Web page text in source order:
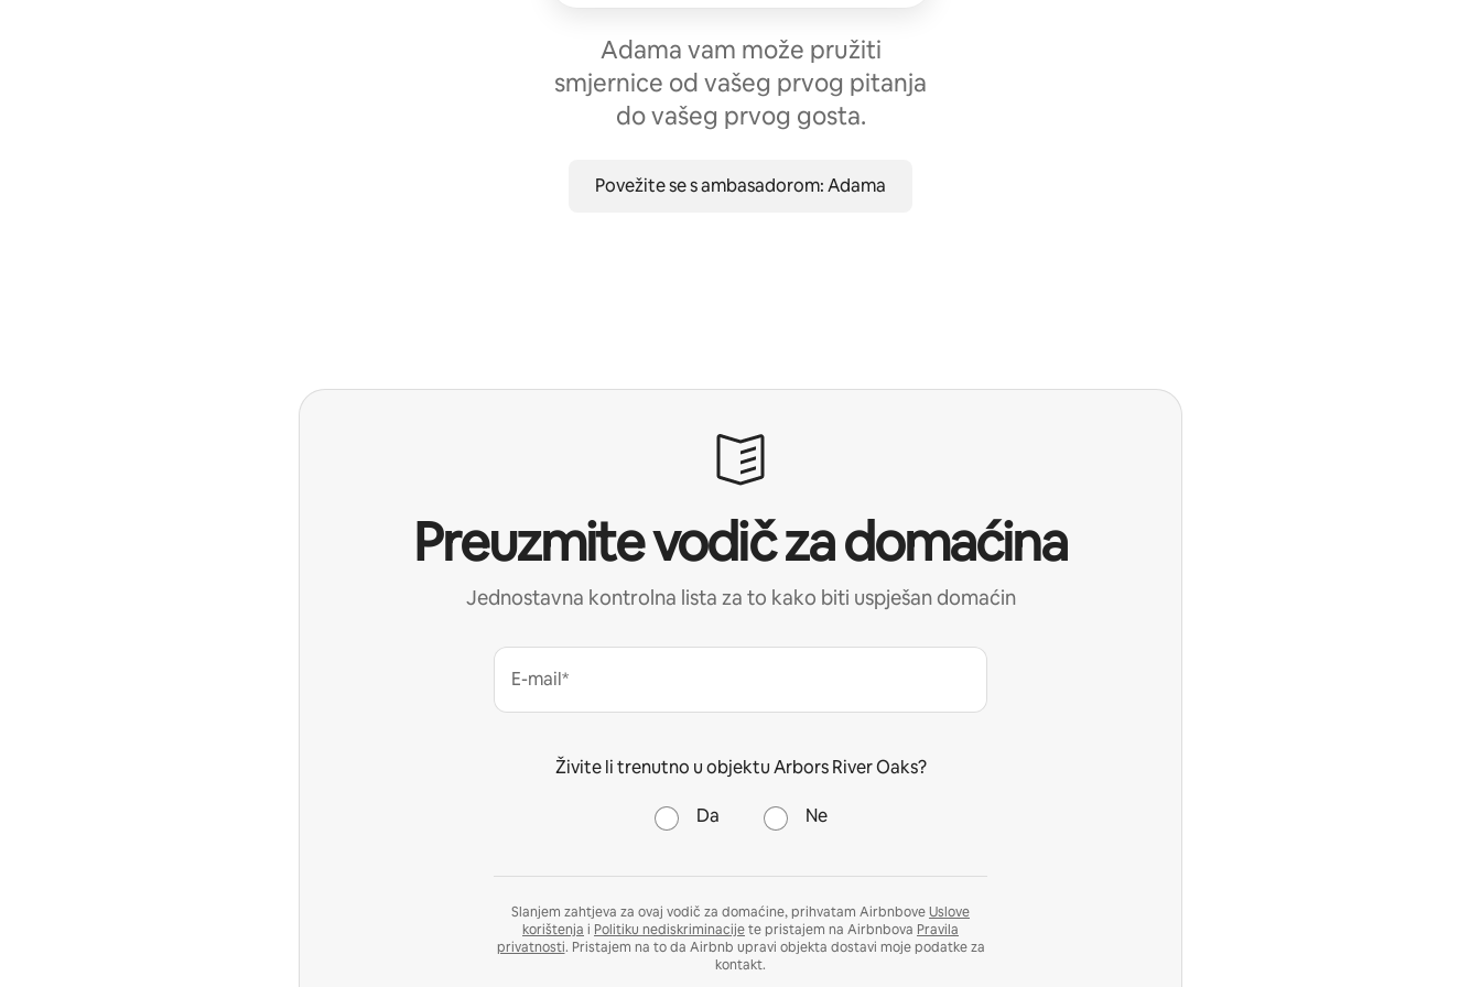
Adama vam može pružiti
smjernice od vašeg prvog pitanja
do vašeg prvog gosta.
Povežite se s ambasadorom: Adama
Preuzmite vodič za domaćina
Jednostavna kontrolna lista za to kako biti uspješan domaćin
E-mail*
Živite li trenutno u objektu Arbors River Oaks?
Da Ne
Slanjem zahtjeva za ovaj vodič za domaćine, prihvatam AirbnboveUslove
korištenja i Politiku nediskriminacijete pristajem na Airbnbova Pravila
privatnosti. Pristajem na to da Airbnb upravi objekta dostavi moje podatke za
kontakt.